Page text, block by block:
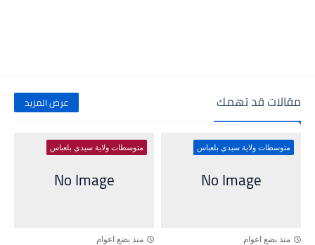
مقالات قد تهمك عرض المزيد
متوسطات ولاية سيدي بلعباس
منذ بضع اعوام
متوسطات ولاية سيدي بلعباس
منذ بضع اعوام